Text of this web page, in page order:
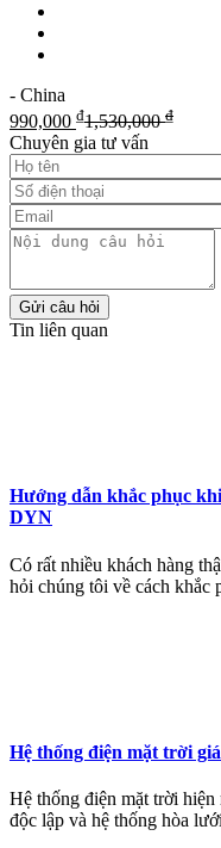
- China
990,000 ₫1,530,000₫
Chuyên gia tư vấn
Gửi câu hỏi
Tin liên quan
Hướng dẫn khắc phục
DYN
Có rất nhiều khách hàng
hỏi chúng tôi về cách
Hệ thống điện mặt trời
Hệ thống điện mặt trời
độc lập và hệ thống hòa